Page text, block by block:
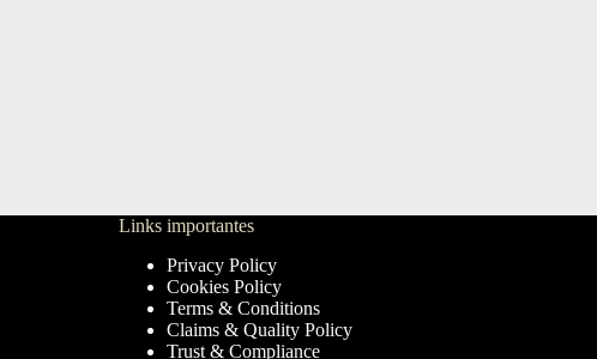
Links importantes
Privacy Policy
Cookies Policy
Terms & Conditions
Claims & Quality Policy
Trust & Compliance